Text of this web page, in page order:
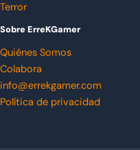
Terror
Sobre ErreKGamer
Quiénes Somos
Colabora
info@errekgamer.com
Política de privacidad